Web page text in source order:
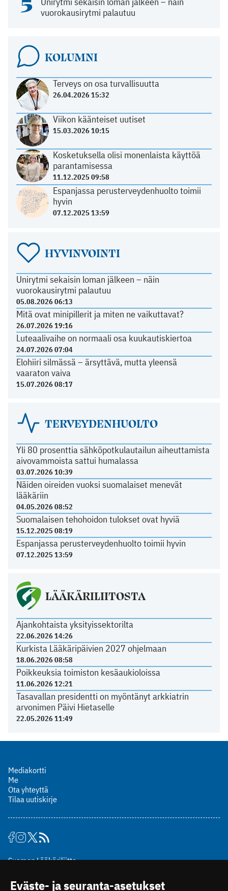
vuorokausirytmi palautuu
KOLUMNI
Terveys on osa turvallisuutta
26.04.2026 15:32
Viikon käänteiset uutiset
15.03.2026 10:15
Kosketuksella olisi monenlaista käyttöä
parantamisessa
11.12.2025 09:58
Espanjassa perusterveydenhuolto toimii
hyvin
07.12.2025 13:59
HYVINVOINTI
Unirytmi sekaisin loman jälkeen – näin
vuorokausirytmi palautuu
05.08.2026 06:13
Mitä ovat minipillerit ja miten ne vaikuttavat?
26.07.2026 19:16
Luteaalivaihe on normaali osa kuukautiskiertoa
24.07.2026 07:04
Elohiiri silmässä – ärsyttävä, mutta yleensä
vaaraton vaiva
15.07.2026 08:17
TERVEYDENHUOLTO
Yli 80 prosenttia sähköpotkulautailun aiheuttamista
aivovammoista sattui humalassa
03.07.2026 10:39
Näiden oireiden vuoksi suomalaiset menevät
lääkäriin
04.05.2026 08:52
Suomalaisen tehohoidon tulokset ovat hyviä
15.12.2025 08:19
Espanjassa perusterveydenhuolto toimii hyvin
07.12.2025 13:59
LÄÄKÄRILIITOSTA
Ajankohtaista yksityissektorilta
22.06.2026 14:26
Kurkista Lääkäripäivien 2027 ohjelmaan
18.06.2026 08:58
Poikkeuksia toimiston kesäaukioloissa
11.06.2026 12:21
Tasavallan presidentti on myöntänyt arkkiatrin
arvonimen Päivi Hietaselle
22.05.2026 11:49
Mediakortti
Me
Ota yhteyttä
Tilaa uutiskirje
Suomen Lääkäriliitto
00510 Helsinki
Eväste- ja seuranta-asetukset